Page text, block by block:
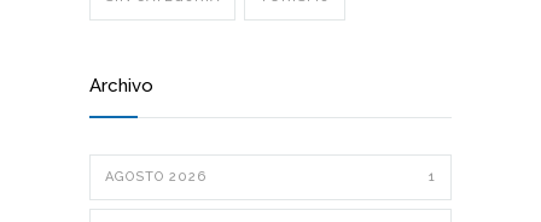
Archivo
AGOSTO 2026 1